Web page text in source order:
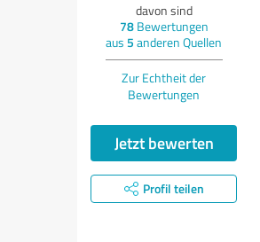
davon sind
78Bewertungen
aus 5 anderen Quellen
Zur Echtheit der
Bewertungen
Jetzt bewerten
Profil teilen